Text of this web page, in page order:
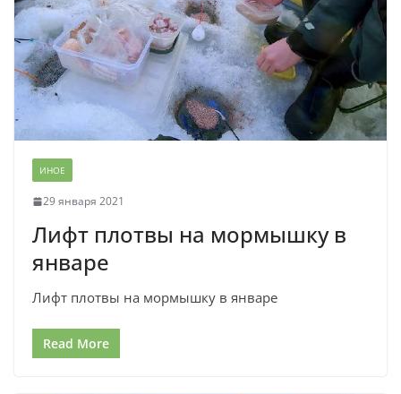
ИНОЕ
29 января 2021
Лифт плотвы на мормышку в
январе
Лифт плотвы на мормышку в январе
Read More